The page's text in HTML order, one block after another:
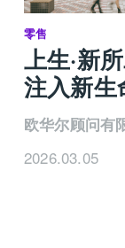
零售
上生·新
注入新生
欧华尔顾问有
2026.03.05